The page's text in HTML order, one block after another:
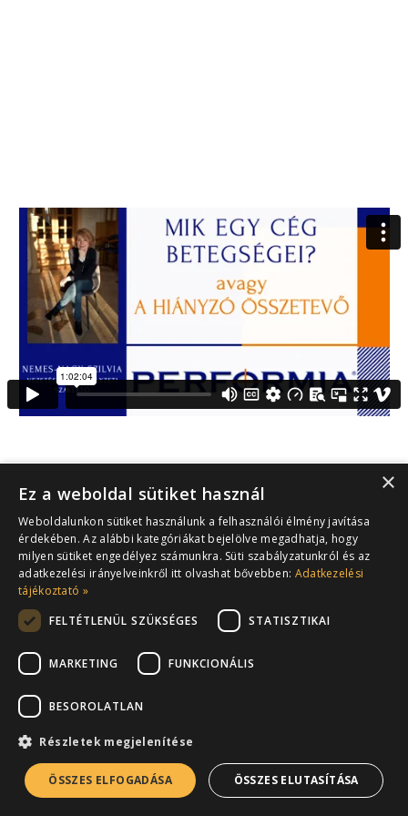
×
Ez a weboldal sütiket használ
Weboldalunkon sütiket használunk a felhasználói élmény javítása
érdekében. Az alábbi kategóriákat bejelölve megadhatja, hogy
milyen sütiket engedélyez számunkra. Süti szabályzatunkról és az
adatkezelési irányelveinkről itt olvashat bővebben: Adatkezelési
tájékoztató »
FELTÉTLENÜL SZÜKSÉGES
STATISZTIKAI
MARKETING FUNKCIONÁLIS
BESOROLATLAN
Részletek megjelenítése
ÖSSZES ELFOGADÁSA ÖSSZES ELUTASÍTÁSA